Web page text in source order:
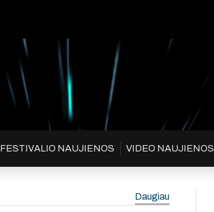
FESTIVALIO NAUJIENOS VIDEO NAUJIENOS
Daugiau